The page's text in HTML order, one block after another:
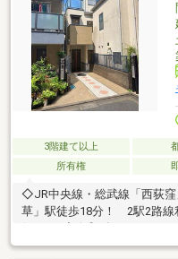
3階建て以上
所有権
◇JR中央線・総武線「西荻
草」駅徒歩18分！ 2駅2路線
好です♪◇令和8年7月リフォ
ットバス・洗面台・トイレ